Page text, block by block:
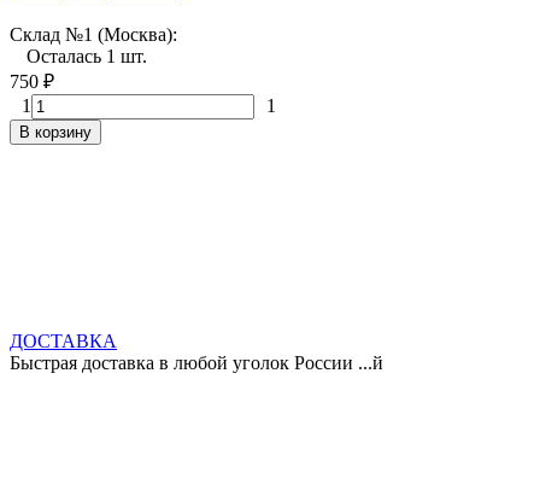
Склад №1 (Москва):
Осталась 1 шт.
750 ₽
1
1
В корзину
ДОСТАВКА
Быстрая доставка в любой уголок России ...й